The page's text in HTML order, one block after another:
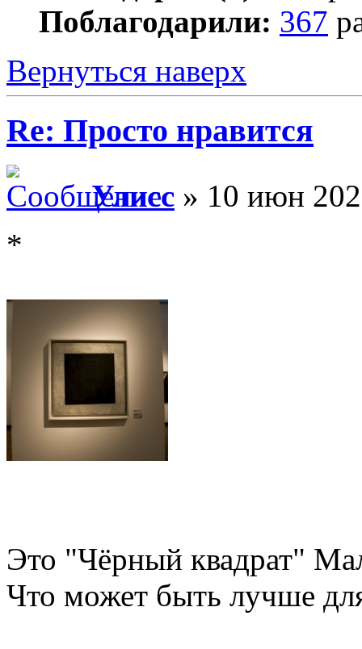
Поблагодарили: 367
Вернуться наверх
Re: Просто нравится
Улисс » 10 июн
*
Это "Чёрный квадрат"
Что может быть лучше